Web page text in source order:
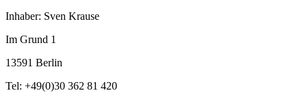
Inhaber: Sven Krause
Im Grund 1
13591 Berlin
Tel: +49(0)30 362 81 420